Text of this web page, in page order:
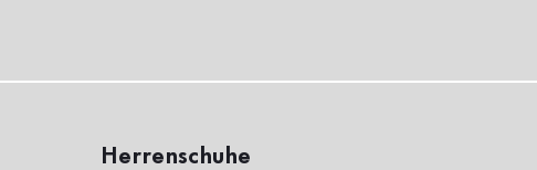
Herrenschuhe